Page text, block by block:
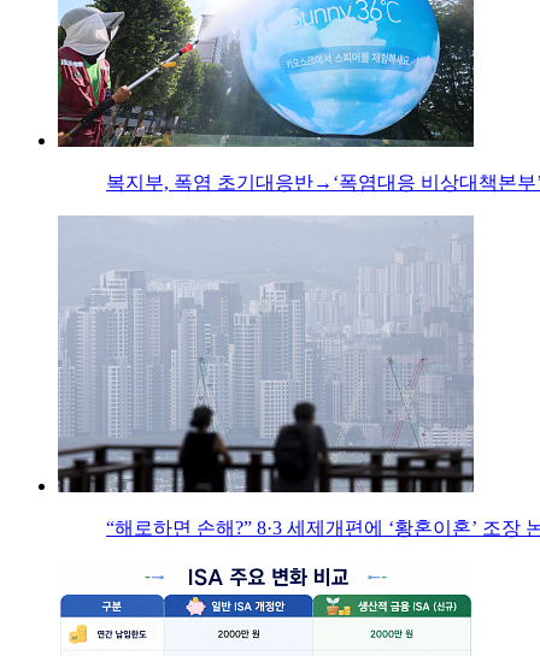
복지부, 폭염 초기대응반→‘폭염대응 비상대책본부
“해로하면 손해?” 8·3 세제개편에 ‘황혼이혼’ 조장